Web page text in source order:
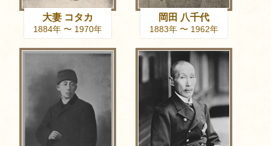
大妻 コタカ
1884年 〜 1970年
岡田 八千代
1883年 〜 1962年